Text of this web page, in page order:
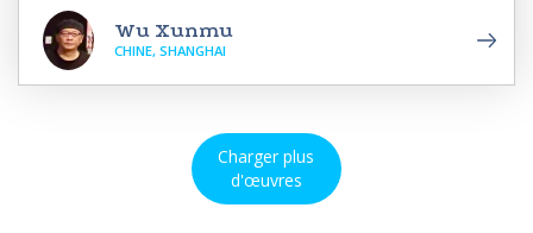
Wu Xunmu
CHINE, SHANGHAI
Charger plus
d'œuvres